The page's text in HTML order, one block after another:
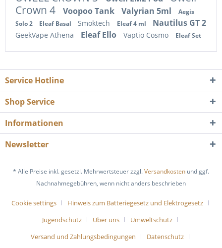
Crown 4
Voopoo Tank Valyrian 5ml
Aegis
Solo 2
Eleaf Basal Smoktech Eleaf 4 ml Nautilus GT 2
GeekVape Athena Eleaf Ello Vaptio Cosmo Eleaf Set
Service Hotline
Shop Service
Informationen
Newsletter
* Alle Preise inkl. gesetzl. Mehrwertsteuer zzgl.Versandkosten und ggf.
Nachnahmegebühren, wenn nicht anders beschrieben
Cookie settings
Hinweis zum Batteriegesetz und Elektrogesetz
Jugendschutz
Über uns
Umweltschutz
Versand und Zahlungsbedingungen
Datenschutz